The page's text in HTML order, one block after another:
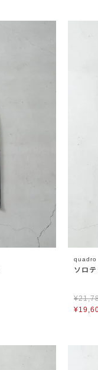
quadro
ソロ
¥
¥